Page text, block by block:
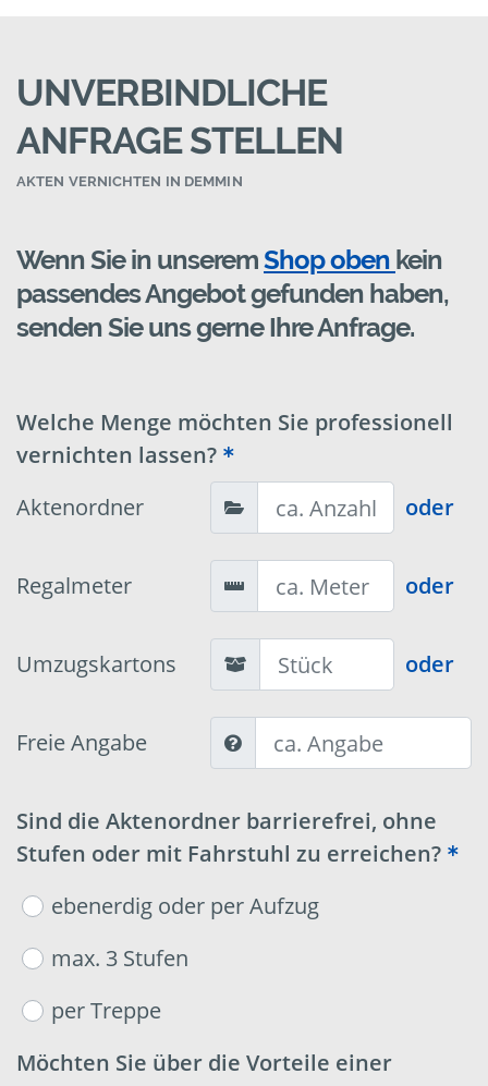
UNVERBINDLICHE
ANFRAGE STELLEN
AKTEN VERNICHTEN IN DEMMIN
Wenn Sie in unseremShop oben kein
passendes Angebot gefunden haben,
senden Sie uns gerne Ihre Anfrage.
Welche Menge möchten Sie professionell
vernichten lassen?
Aktenordner
oder
Regalmeter oder
Umzugskartons oder
Freie Angabe
Sind die Aktenordner barrierefrei, ohne
Stufen oder mit Fahrstuhl zu erreichen?
ebenerdig oder per Aufzug
max. 3 Stufen
per Treppe
Möchten Sie über die Vorteile einer